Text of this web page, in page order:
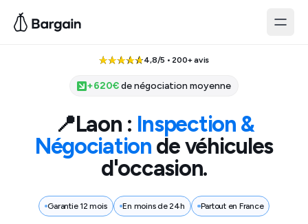
4,8/5 • 200+ avis
+620€de négociation moyenne
📍Laon : Inspection &
Négociation de véhicules
d'occasion.
Garantie 12 mois En moins de 24h Partout en France